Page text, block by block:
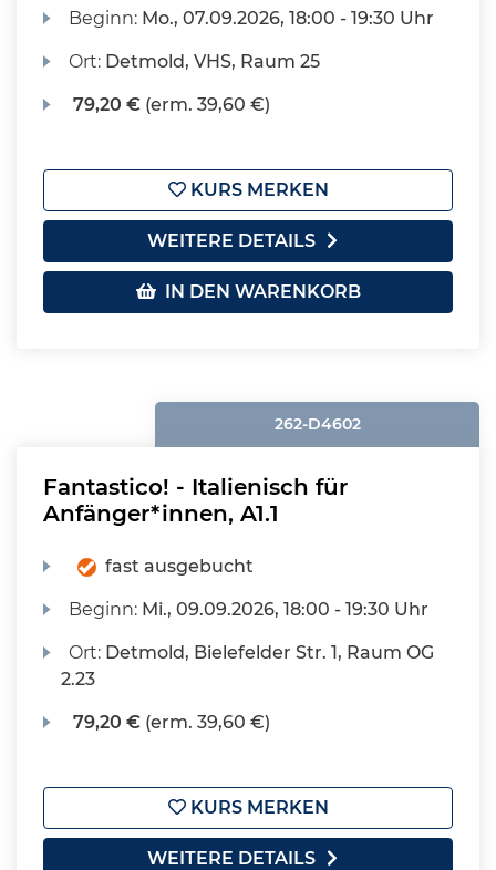
Beginn: Mo., 07.09.2026, 18:00 - 19:30 Uhr
Ort: Detmold, VHS, Raum 25
79,20 € (erm. 39,60 €)
KURS MERKEN
WEITERE DETAILS
IN DEN WARENKORB
262-D4602
Fantastico! - Italienisch für
Anfänger*innen, A1.1
fast ausgebucht
Beginn: Mi., 09.09.2026, 18:00 - 19:30 Uhr
Ort: Detmold, Bielefelder Str. 1, Raum OG
2.23
79,20 € (erm. 39,60 €)
KURS MERKEN
WEITERE DETAILS